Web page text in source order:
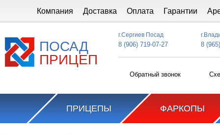
Компания Доставка Оплата Гарантии
ПОСАД
ПРИЦЕП
г.Сергиев Посад
8 (906) 719-07-27 8
Обратный звонок
ПРИЦЕПЫ ФАРКОПЫ